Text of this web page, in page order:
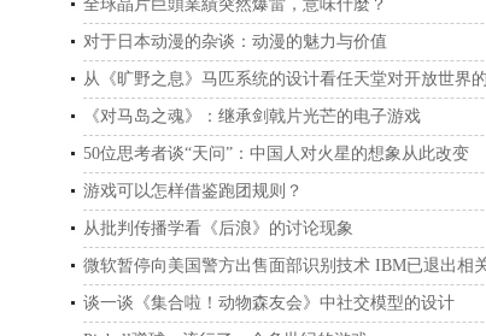
全球晶片巨頭業績突然爆雷，意味什麼？
对于日本动漫的杂谈：动漫的魅力与价值
从《旷野之息》马匹系统的设计看任天堂对开放世界
《对马岛之魂》：继承剑戟片光芒的电子游戏
50位思考者谈“天问”：中国人对火星的想象从此改变
游戏可以怎样借鉴跑团规则？
从批判传播学看《后浪》的讨论现象
微软暂停向美国警方出售面部识别技术 IBM已退出相
谈一谈《集合啦！动物森友会》中社交模型的设计